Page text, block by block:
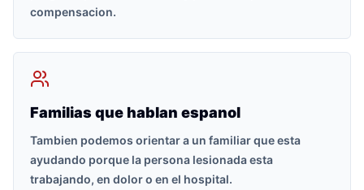
compensacion.
Familias que hablan espanol
Tambien podemos orientar a un familiar que esta
ayudando porque la persona lesionada esta
trabajando, en dolor o en el hospital.